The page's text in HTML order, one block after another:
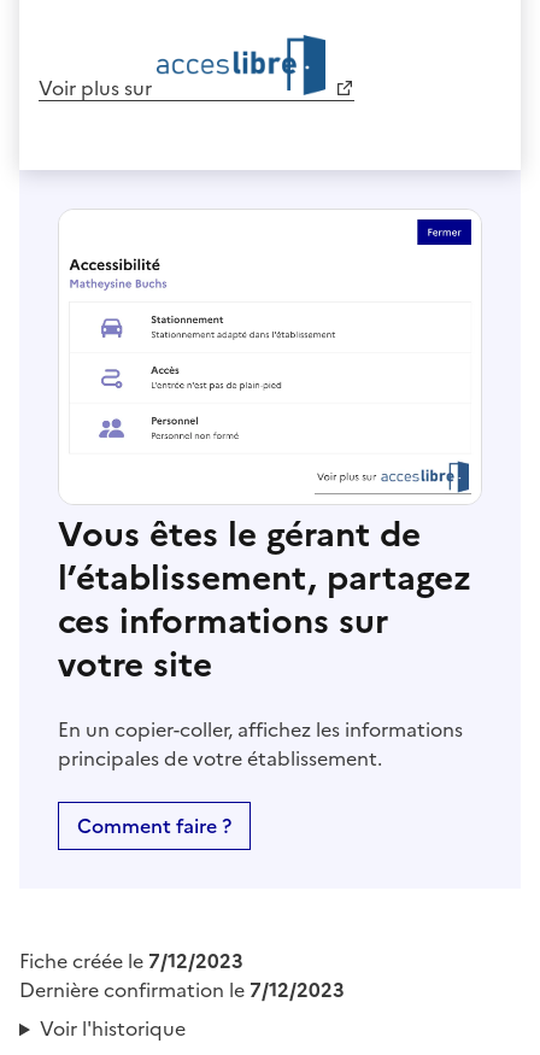
Voir plus sur
Vous êtes le gérant de
l’établissement, partagez
ces informations sur
votre site
En un copier-coller, affichez les informations
principales de votre établissement.
Comment faire ?
Fiche créée le 7/12/2023
Dernière confirmation le 7/12/2023
Voir l'historique